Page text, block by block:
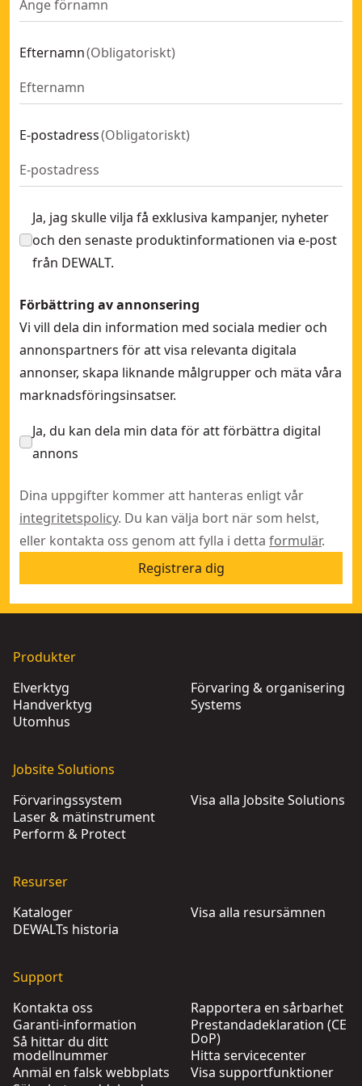
18v XR 4.8mm blindnitpistol, TSTAK, solo- SKU:DCF403NT-XJ
18V XR Slagborrmaskin utan batteri & laddare
18v XR 3/8",1/2" spärrskaft, solo
18V XR 1/2" Kolborstfri mutterdragare med låsring utan
DEWALT POWERSHIFT 15KN Plattvibrator
18V XR 1/4 Planslip - utan batteri
ATOMIC
ELITE SERIES
FLEXVOLT
POWERSTACK™
XTREME
Efternamn(Obligatoriskt)
E-postadress(Obligatoriskt)
Ja, jag skulle vilja få exklusiva kampanjer, nyheter
och den senaste produktinformationen via e-post
från DEWALT.
Förbättring av annonsering
Vi vill dela din information med sociala medier och
annonspartners för att visa relevanta digitala
annonser, skapa liknande målgrupper och mäta våra
marknadsföringsinsatser.
Ja, du kan dela min data för att förbättra digital
annons
Dina uppgifter kommer att hanteras enligt vår
integritetspolicy. Du kan välja bort när som helst,
eller kontakta oss genom att fylla i detta formulär.
Registrera dig
Produkter
Elverktyg
Handverktyg
Utomhus
Förvaring & organisering
Systems
Jobsite Solutions
Förvaringssystem
Laser & mätinstrument
Perform & Protect
Visa alla Jobsite Solutions
Resurser
Kataloger
DEWALTs historia
Visa alla resursämnen
Support
Kontakta oss
Garanti-information
Så hittar du ditt
modellnummer
Anmäl en falsk webbplats
Rapportera en sårbarhet
Prestandadeklaration (CE
DoP)
Hitta servicecenter
Visa supportfunktioner